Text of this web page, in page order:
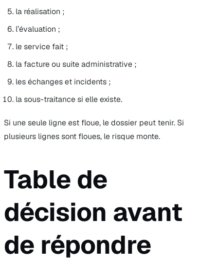
la réalisation ;
l’évaluation ;
le service fait ;
la facture ou suite administrative ;
les échanges et incidents ;
la sous-traitance si elle existe.
Si une seule ligne est floue, le dossier peut tenir. Si
plusieurs lignes sont floues, le risque monte.
Table de
décision avant
de répondre